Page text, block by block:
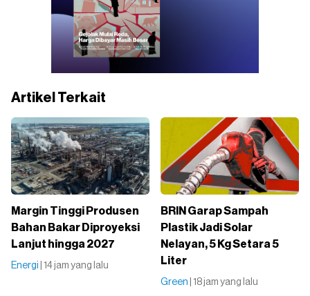
Artikel Terkait
Margin Tinggi Produsen
Bahan Bakar Diproyeksi
Lanjut hingga 2027
Energi | 14 jam yang lalu
BRIN Garap Sampah
Plastik Jadi Solar
Nelayan, 5 Kg Setara 5
Liter
Green | 18 jam yang lalu